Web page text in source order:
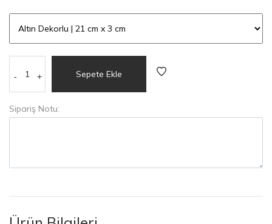
- + Sepete Ekle
Sipariş Notu: